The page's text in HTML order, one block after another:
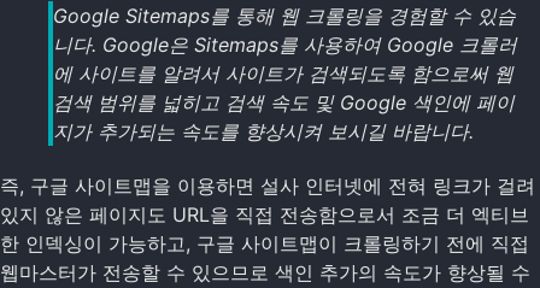
Google Sitemaps를 통해 웹 크롤링을 경험할 수 있습
니다. Google은 Sitemaps를 사용하여 Google 크롤러
에 사이트를 알려서 사이트가 검색되도록 함으로써 웹
검색 범위를 넓히고 검색 속도 및 Google 색인에 페이
지가 추가되는 속도를 향상시켜 보시길 바랍니다.
즉, 구글 사이트맵을 이용하면 설사 인터넷에 전혀 링크가 걸려
있지 않은 페이지도 URL을 직접 전송함으로서 조금 더 엑티브
한 인덱싱이 가능하고, 구글 사이트맵이 크롤링하기 전에 직접
웹마스터가 전송할 수 있으므로 색인 추가의 속도가 향상될 수